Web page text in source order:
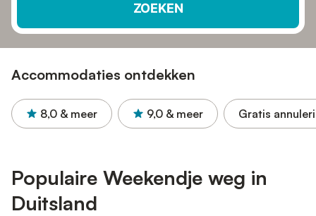
ZOEKEN
Accommodaties ontdekken
8,0 & meer 9,0 & meer Gratis
Populaire Weekendje weg in
Duitsland